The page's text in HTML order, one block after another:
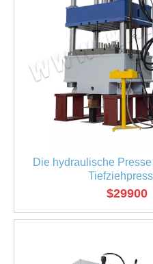
Die hydraulische
$29900